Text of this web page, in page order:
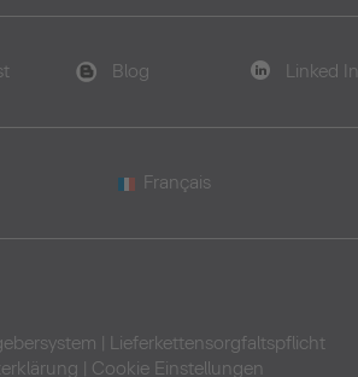
Blog Linked In
Français
| Lieferkettensorgfaltspflicht
| Cookie Einstellungen